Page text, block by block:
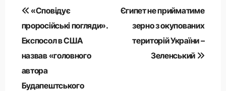
Навігація
записів
«Сповідує
проросійські погляди».
Експосол в США
назвав «головного
автора
Будапештського
Єгипет не прийматиме
зерно з окупованих
територій України –
Зеленський